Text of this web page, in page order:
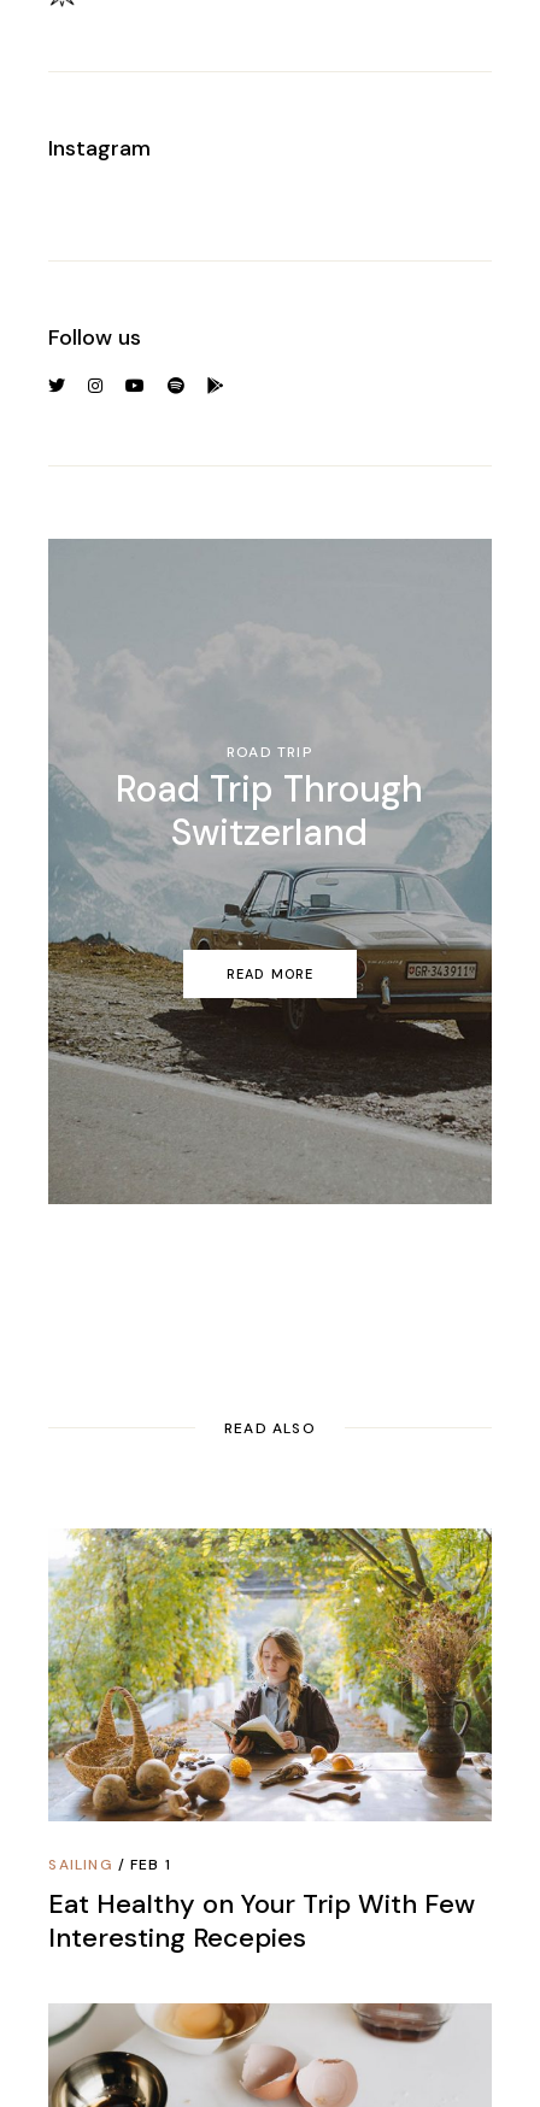
Instagram
Follow us
ROAD TRIP
Road Trip Through
Switzerland
READ MORE
READ ALSO
SAILING FEB 1
Eat Healthy on Your Trip With Few
Interesting Recepies